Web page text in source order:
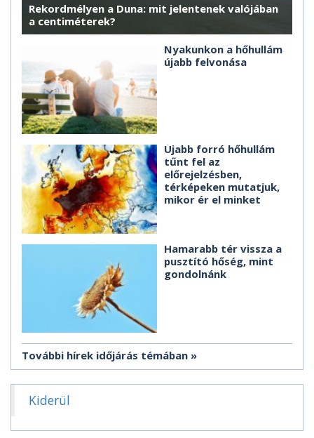
Rekordmélyen a Duna: mit jelentenek valójában
a centiméterek?
Nyakunkon a hőhullám
újabb felvonása
Újabb forró hőhullám
tűnt fel az
előrejelzésben,
térképeken mutatjuk,
mikor ér el minket
Hamarabb tér vissza a
pusztító hőség, mint
gondolnánk
További hírek időjárás témában
Kiderül